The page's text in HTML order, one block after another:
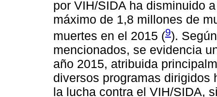
por VIH/SIDA ha disminuido
máximo de 1,8 millones de
muertes en el 2015 (9).
mencionados, se evidencia
año 2015, atribuida
diversos programas dirigidos
la lucha contra el VIH/SIDA,